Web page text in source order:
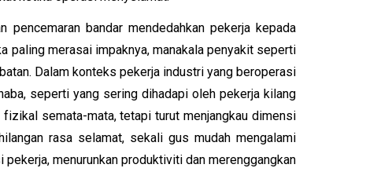
bandar mendedahkan pekerja kepada
paling merasai impaknya, manakala penyakit seperti
Dalam konteks pekerja industri yang beroperasi
seperti yang sering dihadapi oleh pekerja kilang
semata-mata, tetapi turut menjangkau dimensi
rasa selamat, sekali gus mudah mengalami
menurunkan produktiviti dan merenggangkan